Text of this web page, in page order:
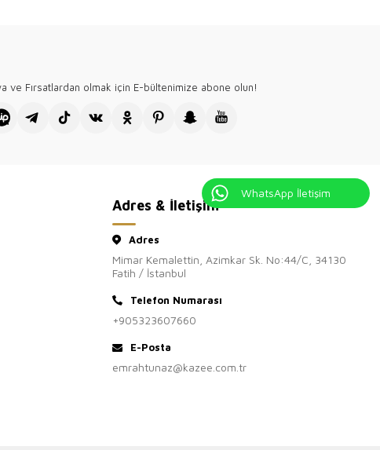
WhatsApp İletişim
ve Fırsatlardan olmak için E-bültenimize abone olun!
Adres & İletişim
Adres
Mimar Kemalettin, Azimkar Sk. No:44/C, 34130
Fatih / İstanbul
Telefon Numarası
+905323607660
E-Posta
emrahtunaz@kazee.com.tr